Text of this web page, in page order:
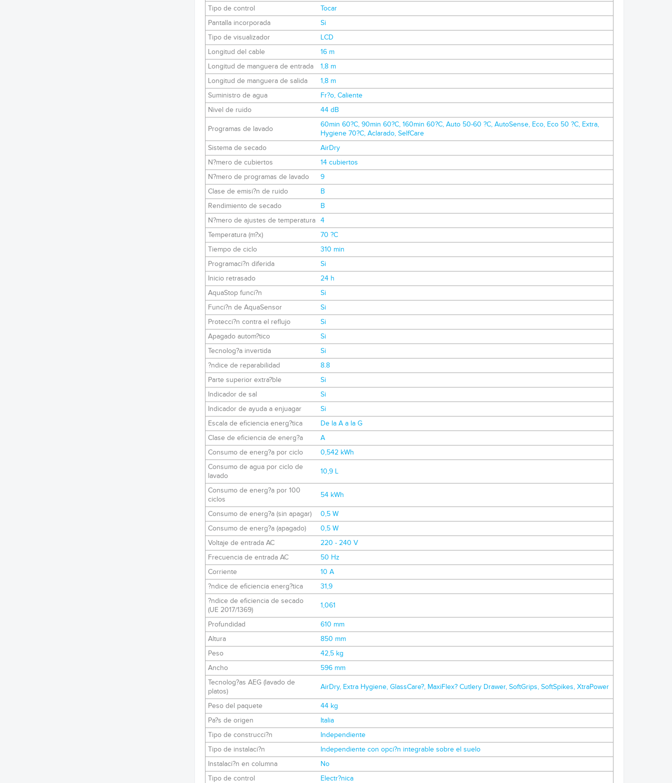
Tipo de control
Tocar
Pantalla incorporada
Si
Tipo de visualizador
LCD
Longitud del cable
16 m
Longitud de manguera de entrada
1,8 m
Longitud de manguera de salida
1,8 m
Suministro de agua
Fr?o, Caliente
Nivel de ruido
44 dB
Programas de lavado
60min 60?C, 90min 60?C, 160min 60?C, Auto 50-60 ?C, AutoSense, Eco, Eco 50 ?C, Extra,
Hygiene 70?C, Aclarado, SelfCare
Sistema de secado
AirDry
N?mero de cubiertos
14 cubiertos
N?mero de programas de lavado
9
Clase de emisi?n de ruido
B
Rendimiento de secado
B
N?mero de ajustes de temperatura
4
Temperatura (m?x)
70 ?C
Tiempo de ciclo
310 min
Programaci?n diferida
Si
Inicio retrasado
24 h
AquaStop funci?n
Si
Funci?n de AquaSensor
Si
Protecci?n contra el reflujo
Si
Apagado autom?tico
Si
Tecnolog?a invertida
Si
?ndice de reparabilidad
8.8
Parte superior extra?ble
Si
Indicador de sal
Si
Indicador de ayuda a enjuagar
Si
Escala de eficiencia energ?tica
De la A a la G
Clase de eficiencia de energ?a
A
Consumo de energ?a por ciclo
0,542 kWh
Consumo de agua por ciclo de
lavado
10,9 L
Consumo de energ?a por 100
ciclos
54 kWh
Consumo de energ?a (sin apagar)
0,5 W
Consumo de energ?a (apagado)
0,5 W
Voltaje de entrada AC
220 - 240 V
Frecuencia de entrada AC
50 Hz
Corriente
10 A
?ndice de eficiencia energ?tica
31,9
?ndice de eficiencia de secado
(UE 2017/1369)
1,061
Profundidad
610 mm
Altura
850 mm
Peso
42,5 kg
Ancho
596 mm
Tecnolog?as AEG (lavado de
platos)
AirDry, Extra Hygiene, GlassCare?, MaxiFlex? Cutlery Drawer, SoftGrips, SoftSpikes, XtraPower
Peso del paquete
44 kg
Pa?s de origen
Italia
Tipo de construcci?n
Independiente
Tipo de instalaci?n
Independiente con opci?n integrable sobre el suelo
Instalaci?n en columna
No
Tipo de control
Electr?nica